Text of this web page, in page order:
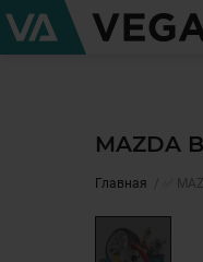
MAZDA
Главная ✅